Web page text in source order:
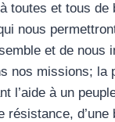
toutes et tous de
nous
et de nous
nos missions; la
l’aide à un
résistance,